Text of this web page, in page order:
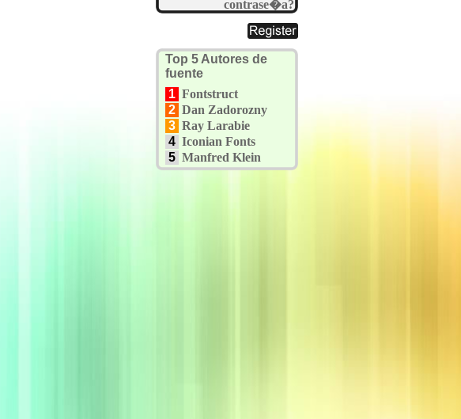
contrase�a?
Top 5 Autores de
fuente
1 Fontstruct
2 Dan Zadorozny
3 Ray Larabie
4 Iconian Fonts
5 Manfred Klein